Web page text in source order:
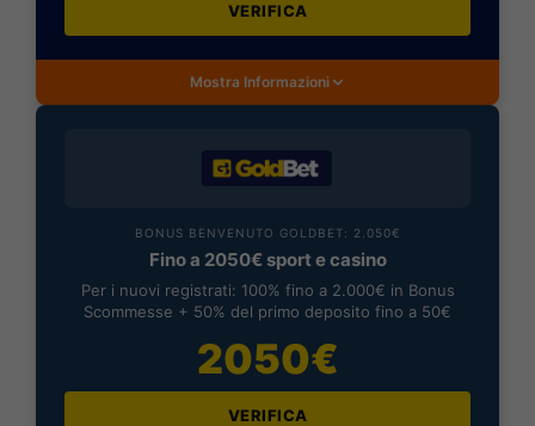
VERIFICA
Mostra Informazioni
BONUS BENVENUTO GOLDBET: 2.050€
Fino a 2050€ sport e casino
Per i nuovi registrati: 100% fino a 2.000€ in Bonus
Scommesse + 50% del primo deposito fino a 50€
2050€
VERIFICA